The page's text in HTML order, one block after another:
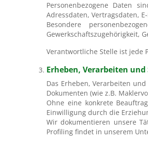
Personenbezogene Daten
Adressdaten, Vertragsdaten,
Besondere
Gewerkschaftszugehörigkeit,
Verantwortliche Stelle ist jede
Erheben, Verarbeiten und
Das Erheben, Verarbeiten
Dokumenten (wie z.B.
Ohne eine konkrete
Einwilligung durch die
Wir dokumentieren unsere
Profiling findet in unserem